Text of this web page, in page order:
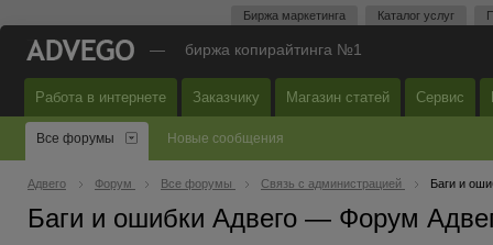
Биржа маркетинга Каталог услуг
— биржа копирайтинга №1
Работа в интернете Заказчику Магазин статей Сервис
Все форумы Новые сообщения
Адвего Форум Все форумы Связь с администрацией Баги и
Баги и ошибки Адвего — Форум